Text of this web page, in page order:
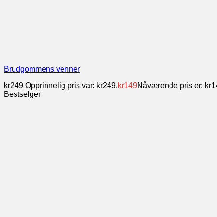
Brudgommens venner
kr249 Opprinnelig pris var: kr249.kr149Nåværende pris er:
Bestselger